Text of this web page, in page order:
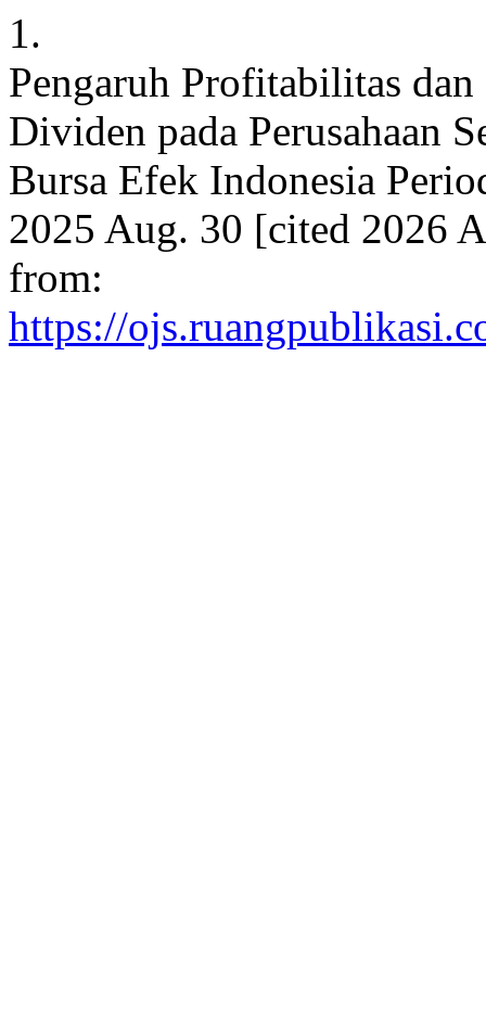
1.
Pengaruh Profitabilitas
Dividen pada Perusahaan
Bursa Efek Indonesia
2025 Aug. 30 [cited 2026
from:
https://